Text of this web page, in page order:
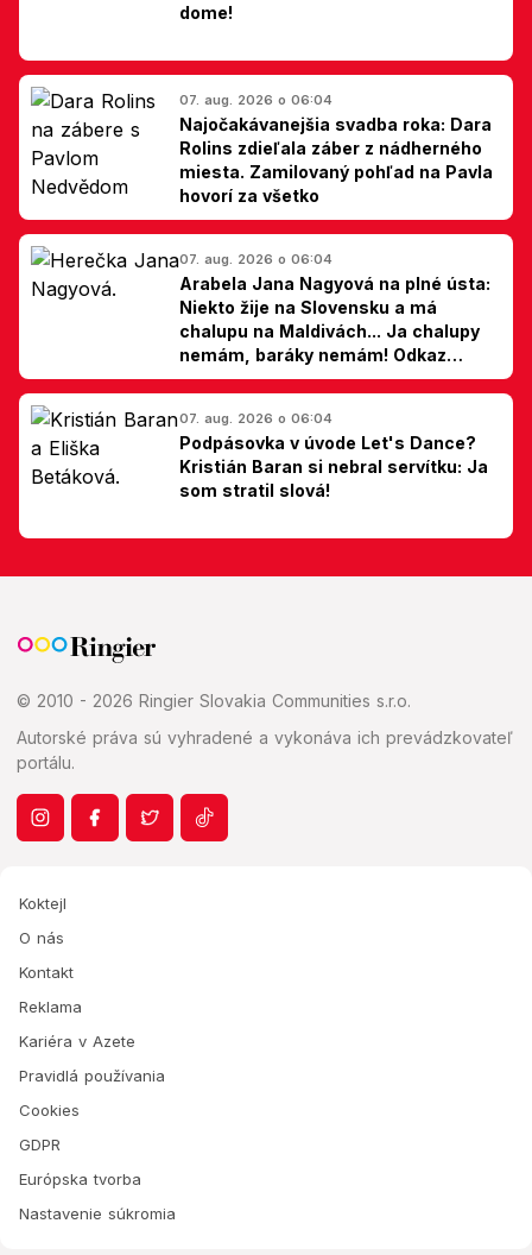
dome!
07. aug. 2026 o 06:04
Najočakávanejšia svadba roka: Dara
Rolins zdieľala záber z nádherného
miesta. Zamilovaný pohľad na Pavla
hovorí za všetko
07. aug. 2026 o 06:04
Arabela Jana Nagyová na plné ústa:
Niekto žije na Slovensku a má
chalupu na Maldivách... Ja chalupy
nemám, baráky nemám! Odkaz
Slovákom
07. aug. 2026 o 06:04
Podpásovka v úvode Let's Dance?
Kristián Baran si nebral servítku: Ja
som stratil slová!
© 2010 - 2026 Ringier Slovakia Communities s.r.o.
Autorské práva sú vyhradené a vykonáva ich prevádzkovateľ
portálu.
Koktejl
O nás
Kontakt
Reklama
Kariéra v Azete
Pravidlá používania
Cookies
GDPR
Európska tvorba
Nastavenie súkromia